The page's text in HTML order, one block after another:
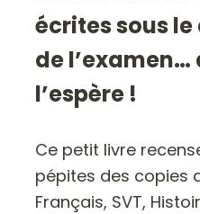
écrites sous
de l’examen…
l’espère !
Ce petit livre
pépites des copies
Français, SVT,